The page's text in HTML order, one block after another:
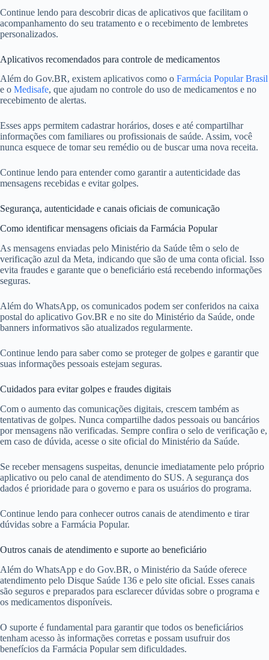
Continue lendo para descobrir dicas de aplicativos que facilitam o
acompanhamento do seu tratamento e o recebimento de lembretes
personalizados.
Aplicativos recomendados para controle de medicamentos
Além do Gov.BR, existem aplicativos como o Farmácia Popular Brasil
e o Medisafe, que ajudam no controle do uso de medicamentos e no
recebimento de alertas.
Esses apps permitem cadastrar horários, doses e até compartilhar
informações com familiares ou profissionais de saúde. Assim, você
nunca esquece de tomar seu remédio ou de buscar uma nova receita.
Continue lendo para entender como garantir a autenticidade das
mensagens recebidas e evitar golpes.
Segurança, autenticidade e canais oficiais de comunicação
Como identificar mensagens oficiais da Farmácia Popular
As mensagens enviadas pelo Ministério da Saúde têm o selo de
verificação azul da Meta, indicando que são de uma conta oficial. Isso
evita fraudes e garante que o beneficiário está recebendo informações
seguras.
Além do WhatsApp, os comunicados podem ser conferidos na caixa
postal do aplicativo Gov.BR e no site do Ministério da Saúde, onde
banners informativos são atualizados regularmente.
Continue lendo para saber como se proteger de golpes e garantir que
suas informações pessoais estejam seguras.
Cuidados para evitar golpes e fraudes digitais
Com o aumento das comunicações digitais, crescem também as
tentativas de golpes. Nunca compartilhe dados pessoais ou bancários
por mensagens não verificadas. Sempre confira o selo de verificação e,
em caso de dúvida, acesse o site oficial do Ministério da Saúde.
Se receber mensagens suspeitas, denuncie imediatamente pelo próprio
aplicativo ou pelo canal de atendimento do SUS. A segurança dos
dados é prioridade para o governo e para os usuários do programa.
Continue lendo para conhecer outros canais de atendimento e tirar
dúvidas sobre a Farmácia Popular.
Outros canais de atendimento e suporte ao beneficiário
Além do WhatsApp e do Gov.BR, o Ministério da Saúde oferece
atendimento pelo Disque Saúde 136 e pelo site oficial. Esses canais
são seguros e preparados para esclarecer dúvidas sobre o programa e
os medicamentos disponíveis.
O suporte é fundamental para garantir que todos os beneficiários
tenham acesso às informações corretas e possam usufruir dos
benefícios da Farmácia Popular sem dificuldades.